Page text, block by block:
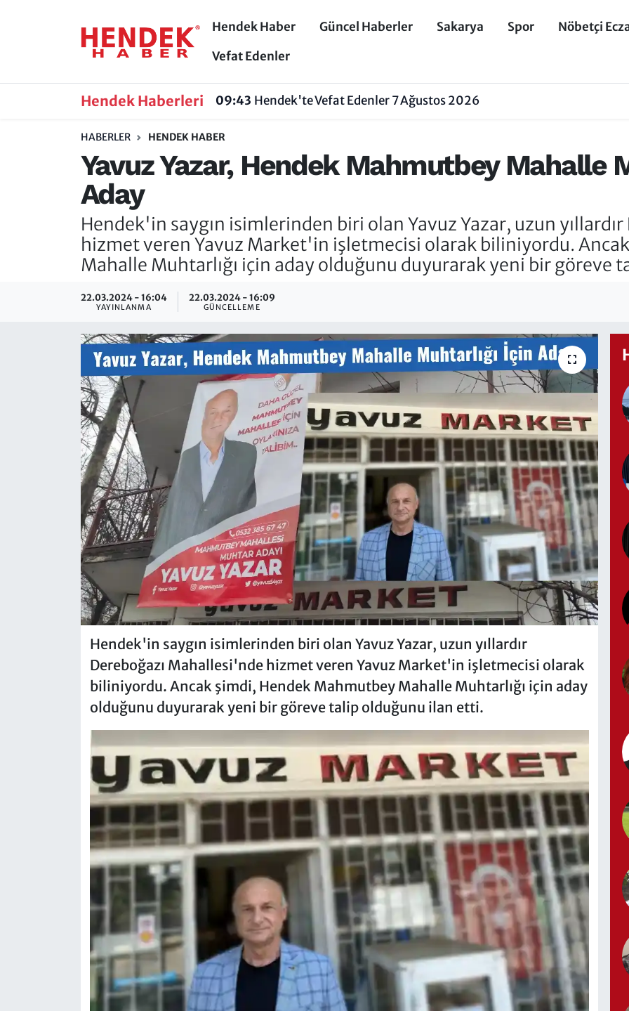
Hendek Haber Güncel Haberler Sakarya Spor
Nöbetçi
Vefat Edenler
Hendek Haberleri 09:43 Hendek'te Vefat Edenler 7 Ağustos 2026
HABERLER HENDEK HABER
Yavuz Yazar, Hendek Mahmutbey Mahalle
Aday
Hendek'in saygın isimlerinden biri olan Yavuz Yazar, uzun
hizmet veren Yavuz Market'in işletmecisi olarak biliniyordu.
Mahalle Muhtarlığı için aday olduğunu duyurarak yeni bir göreve
22.03.2024 - 16:04
YAYINLANMA
22.03.2024 - 16:09
GÜNCELLEME
Hendek'in saygın isimlerinden biri olan Yavuz Yazar, uzun yıllardır
Dereboğazı Mahallesi'nde hizmet veren Yavuz Market'in işletmecisi olarak
biliniyordu. Ancak şimdi, Hendek Mahmutbey Mahalle Muhtarlığı için aday
olduğunu duyurarak yeni bir göreve talip olduğunu ilan etti.
Hendek Haber
Nöbetçi Eczaneler
Vefat Edenler
Hendek Haber
Sakarya
Hakkında
Hendek Haber Reklam Servisi
İletişim
Sakarya Nöbetçi Eczaneler
Süper Lig Puan Durumu ve Fikstür
Tüm Manşetler
Son Dakika Haberleri
Haber Arşivi